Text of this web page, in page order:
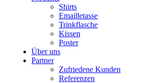
Shirts
Emailletasse
Trinkflasche
Kissen
Poster
Über uns
Partner
Zufriedene Kunden
Referenzen